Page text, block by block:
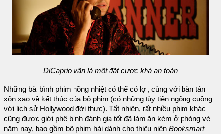
DiCaprio vẫn là một đặt cược khá an toàn
Những bài bình phim nồng nhiệt có thể có lợi, cùng với bàn tán
xôn xao về kết thúc của bộ phim (có những tùy tiện ngông cuồng
với lịch sử Hollywood đời thực). Tất nhiên, rất nhiều phim khác
cũng được giới phê bình đánh giá tốt đã làm ăn kém ở phòng vé
năm nay, bao gồm bộ phim hài dành cho thiếu niên Booksmart